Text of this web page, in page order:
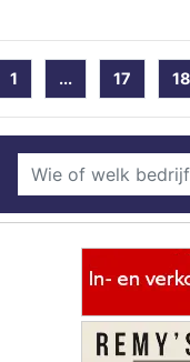
1 ... 17 18